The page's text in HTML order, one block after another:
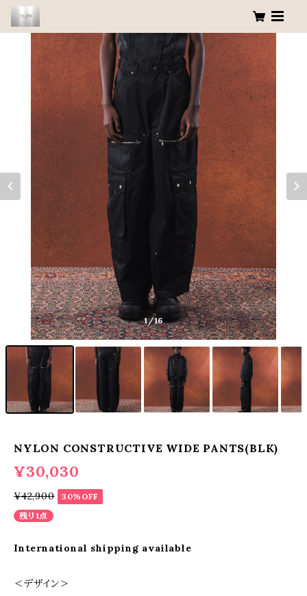
1/16
NYLON CONSTRUCTIVE WIDE PANTS(BLK)
¥30,030
¥42,900
30%OFF
残り1点
International shipping available
＜デザイン＞